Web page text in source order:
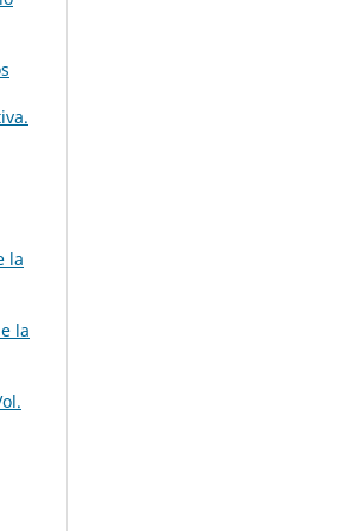
la
la